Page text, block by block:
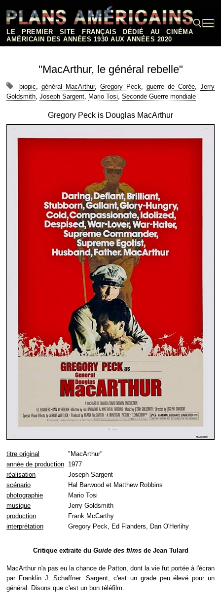
contenu
LE PREMIER SITE FRANÇAIS DÉDIÉ AU CINÉMA
AMÉRICAIN DES ANNÉES 1930 AUX ANNÉES 2020
"MacArthur, le général rebelle"
biopic, général MacArthur, Gregory Peck, guerre de Corée, Jerry
Goldsmith, Joseph Sargent, Mario Tosi, Seconde Guerre mondiale
Gregory Peck is Douglas MacArthur
titre original
"MacArthur"
année de production 1977
réalisation
Joseph Sargent
scénario
Hal Barwood et Matthew Robbins
photographie
Mario Tosi
musique
Jerry Goldsmith
production
Frank McCarthy
interprétation
Gregory Peck, Ed Flanders, Dan O'Herlihy
Critique extraite du Guide des filmsde Jean Tulard
MacArthur n'a pas eu la chance de Patton, dont la vie fut portée à l'écran
par Franklin J. Schaffner. Sargent, c'est un grade peu élevé pour un
général. Disons que c'est un bon téléfilm.